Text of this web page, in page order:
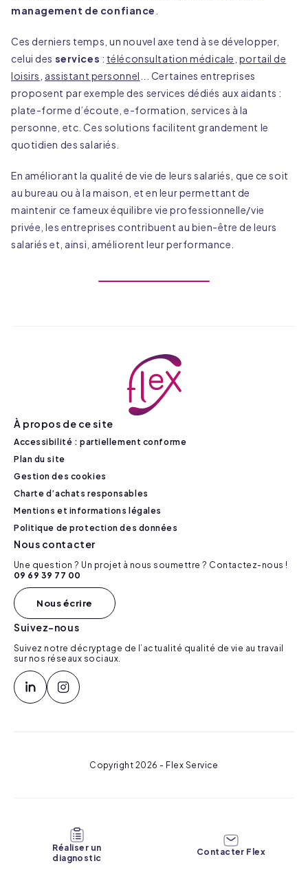
management de confiance
Ces derniers temps, un nouvel axe tend à se développer,
celui des services : téléconsultation médicale portail de
loisirs assistant personnel ... Certaines entreprises
proposent par exemple des services dédiés aux aidants :
plate-forme d’écoute, e-formation, services à la
personne, etc. Ces solutions facilitent grandement le
quotidien des salariés.
En améliorant la qualité de vie de leurs salariés, que ce soit
au bureau ou à la maison, et en leur permettant de
maintenir ce fameux équilibre vie professionnelle/vie
privée, les entreprises contribuent au bien-être de leurs
salariés et, ainsi, améliorent leur performance.
Réaliser un
diagnostic
Contacter Flex
À propos de ce site
Accessibilité : partiellement conforme
Plan du site
Gestion des cookies
Charte d’achats responsables
Mentions et informations légales
Politique de protection des données
Nous contacter
Une question ? Un projet à nous soumettre ? Contactez-nous !
09 69 39 77 00
Nous écrire
Suivez-nous
Suivez notre décryptage de l’actualité qualité de vie au travail
sur nos réseaux sociaux.
Copyright 2026 - Flex Service